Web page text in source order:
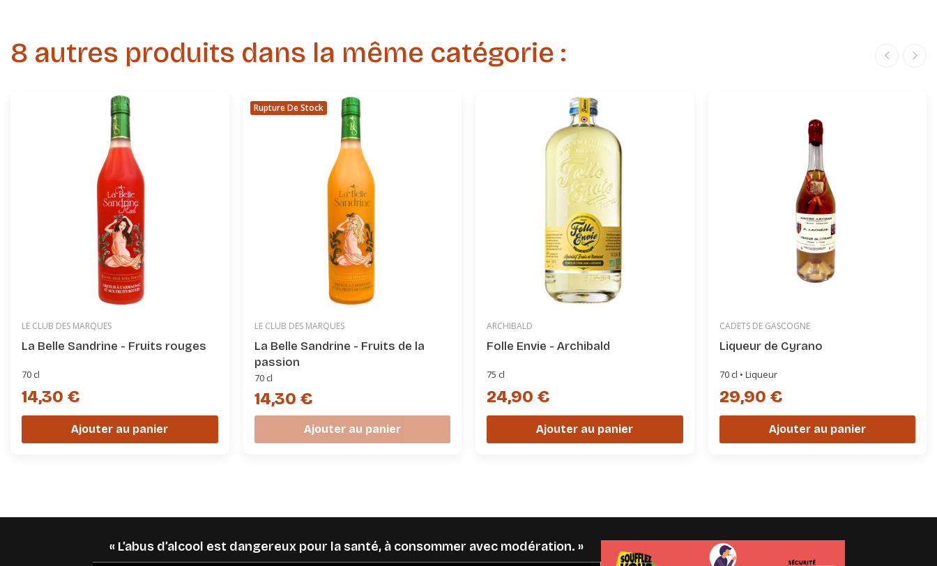
8 autres produits dans la même catégorie :
LE CLUB DES MARQUES
La Belle Sandrine - Fruits rouges
70 cl
14,30 €
Ajouter au panier
Rupture De Stock
LE CLUB DES MARQUES
La Belle Sandrine - Fruits de la
passion
70 cl
14,30 €
Ajouter au panier
ARCHIBALD
Folle Envie - Archibald
75 cl
24,90 €
Ajouter au panier
CADETS DE GASCOGNE
Liqueur de Cyrano
70 cl • Liqueur
29,90 €
Ajouter au panier
« L’abus d’alcool est dangereux pour la santé, à consommer avec modération. »